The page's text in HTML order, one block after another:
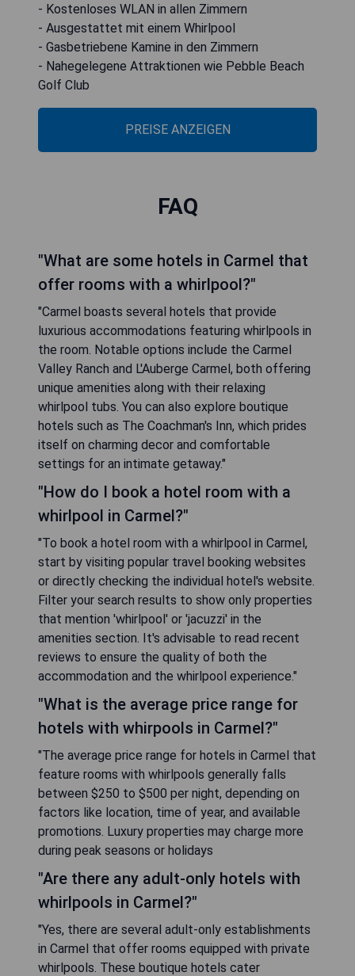
- Kostenloses WLAN in allen Zimmern
- Ausgestattet mit einem Whirlpool
- Gasbetriebene Kamine in den Zimmern
- Nahegelegene Attraktionen wie Pebble Beach
Golf Club
PREISE ANZEIGEN
FAQ
"What are some hotels in Carmel that
offer rooms with a whirlpool?"
"Carmel boasts several hotels that provide
luxurious accommodations featuring whirlpools in
the room. Notable options include the Carmel
Valley Ranch and L'Auberge Carmel, both offering
unique amenities along with their relaxing
whirlpool tubs. You can also explore boutique
hotels such as The Coachman's Inn, which prides
itself on charming decor and comfortable
settings for an intimate getaway."
"How do I book a hotel room with a
whirlpool in Carmel?"
"To book a hotel room with a whirlpool in Carmel,
start by visiting popular travel booking websites
or directly checking the individual hotel's website.
Filter your search results to show only properties
that mention 'whirlpool' or 'jacuzzi' in the
amenities section. It's advisable to read recent
reviews to ensure the quality of both the
accommodation and the whirlpool experience."
"What is the average price range for
hotels with whirpools in Carmel?"
"The average price range for hotels in Carmel that
feature rooms with whirlpools generally falls
between $250 to $500 per night, depending on
factors like location, time of year, and available
promotions. Luxury properties may charge more
during peak seasons or holidays
"Are there any adult-only hotels with
whirlpools in Carmel?"
"Yes, there are several adult-only establishments
in Carmel that offer rooms equipped with private
whirlpools. These boutique hotels cater